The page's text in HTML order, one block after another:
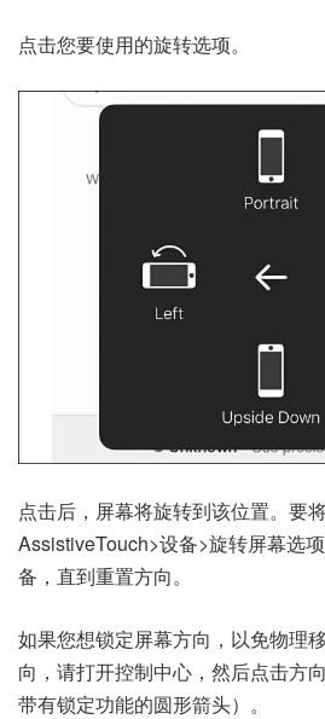
点击您要使用的旋转选项。
点击后，屏幕将旋转到该位置。要
AssistiveTouch>设备>旋转屏幕选
备，直到重置方向。
如果您想锁定屏幕方向， 以免物理
向，请打开控制中心，然后点击方
带有锁定功能的圆形箭头）。